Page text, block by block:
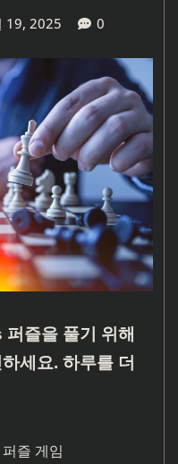
19, 2025 0
즐을 풀기 위해
세요. 하루를 더
즐 게임